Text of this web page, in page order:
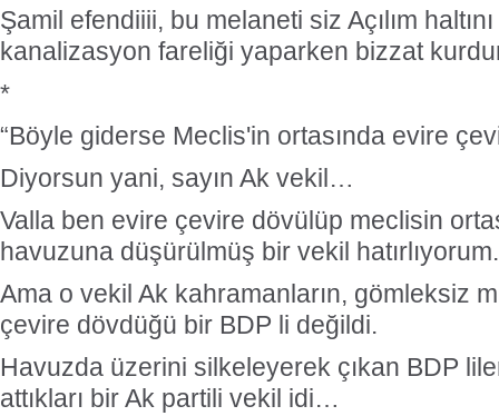
Şamil efendiiii, bu melaneti siz Açılım
kanalizasyon fareliği yaparken bizzat
*
“Böyle giderse Meclis'in ortasında evire
Diyorsun yani, sayın Ak vekil…
Valla ben evire çevire dövülüp meclisin
havuzuna düşürülmüş bir vekil hatırlıyorum.
Ama o vekil Ak kahramanların, gömleksiz
çevire dövdüğü bir BDP li değildi.
Havuzda üzerini silkeleyerek çıkan BDP
attıkları bir Ak partili vekil idi…